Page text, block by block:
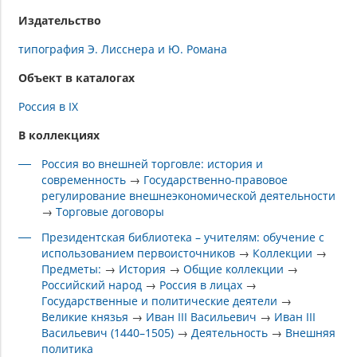
Издательство
типография Э. Лисснера и Ю. Романа
Объект в каталогах
Россия в IX
В коллекциях
Россия во внешней торговле: история и
современность → Государственно-правовое
регулирование внешнеэкономической деятельности
→Торговые договоры
Президентская библиотека – учителям: обучение с
использованием первоисточников → Коллекции →
Предметы: → История →Общие коллекции →
Российский народ → Россия в лицах →
Государственные и политические деятели →
Великие князья → Иван III Васильевич → Иван III
Васильевич (1440–1505) → Деятельность → Внешняя
политика